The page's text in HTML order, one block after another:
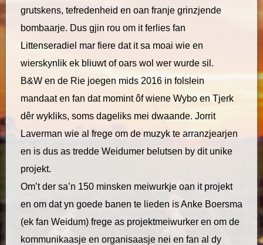
grutskens, tefredenheid en oan franje grinzjende
bombaarje. Dus gjin rou om it ferlies fan
Littenseradiel mar fiere dat it sa moai wie en
wierskynlik ek bliuwt of oars wol wer wurde sil.
B&W en de Rie joegen mids 2016 in folslein
mandaat en fan dat momint ôf wiene Wybo en Tjerk
dêr wykliks, soms dageliks mei dwaande. Jorrit
Laverman wie al frege om de muzyk te arranzjearjen
en is dus as tredde Weidumer belutsen by dit unike
projekt.
Om’t der sa’n 150 minsken meiwurkje oan it projekt
en om dat yn goede banen te lieden is Anke Boersma
(ek fan Weidum) frege as projektmeiwurker en om de
kommunikaasje en organisaasje nei en fan al dy